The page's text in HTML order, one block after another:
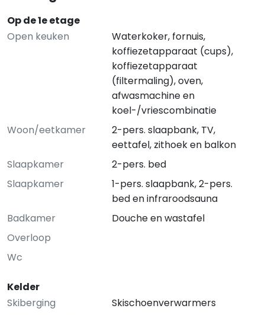
Op de 1e etage
Open keuken
Waterkoker, fornuis,
koffiezetapparaat (cups),
koffiezetapparaat
(filtermaling), oven,
afwasmachine en
koel-/vriescombinatie
Woon/eetkamer
2-pers. slaapbank, TV,
eettafel, zithoek en balkon
Slaapkamer
2-pers. bed
Slaapkamer
1-pers. slaapbank, 2-pers.
bed en infraroodsauna
Badkamer
Douche en wastafel
Overloop
Wc
Kelder
Skiberging
Skischoenverwarmers